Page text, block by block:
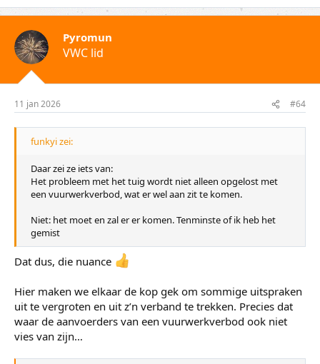
Pyromun
VWC lid
11 jan 2026 #64
funkyi zei:
Daar zei ze iets van:
Het probleem met het tuig wordt niet alleen opgelost met
een vuurwerkverbod, wat er wel aan zit te komen.
Niet: het moet en zal er er komen. Tenminste of ik heb het
gemist
Dat dus, die nuance
Hier maken we elkaar de kop gek om sommige uitspraken
uit te vergroten en uit z’n verband te trekken. Precies dat
waar de aanvoerders van een vuurwerkverbod ook niet
vies van zijn…